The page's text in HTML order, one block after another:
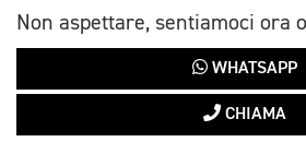
Non aspettare, sentiamoci ora
WHATSAPP
CHIAMA